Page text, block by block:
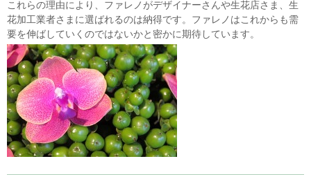
これらの理由により、ファレノがデザイナーさんや生花店さま、生
花加工業者さまに選ばれるのは納得です。ファレノはこれからも需
要を伸ばしていくのではないかと密かに期待しています。